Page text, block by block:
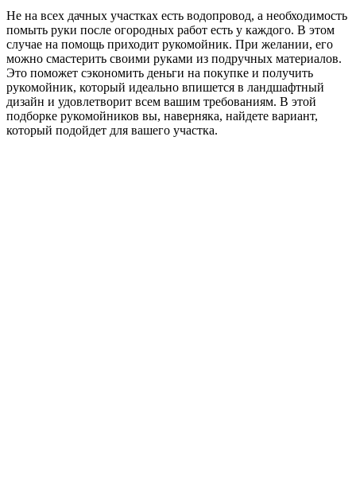
Не на всех дачных участках есть водопровод, а необходимость
помыть руки после огородных работ есть у каждого. В этом
случае на помощь приходит рукомойник. При желании, его
можно смастерить своими руками из подручных материалов.
Это поможет сэкономить деньги на покупке и получить
рукомойник, который идеально впишется в ландшафтный
дизайн и удовлетворит всем вашим требованиям. В этой
подборке рукомойников вы, наверняка, найдете вариант,
который подойдет для вашего участка.